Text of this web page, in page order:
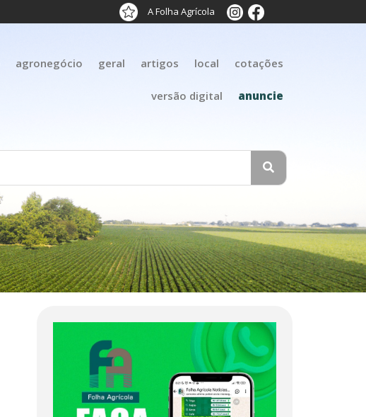
A Folha Agrícola
agronegócio geral artigos local cotações
versão digital anuncie